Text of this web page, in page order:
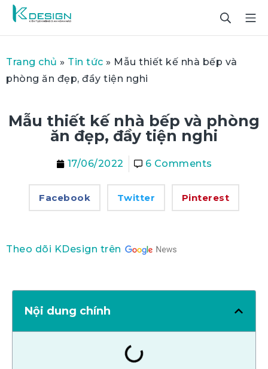
Trang chủ » Tin tức » Mẫu thiết kế nhà bếp và
phòng ăn đẹp, đầy tiện nghi
Mẫu thiết kế nhà bếp và phòng
ăn đẹp, đầy tiện nghi
17/06/2022 6 Comments
Facebook Twitter Pinterest
Theo dõi KDesign trên
Nội dung chính